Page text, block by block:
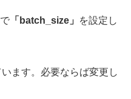
で 「batch_size」
を設定し
ます。必要ならば変更し